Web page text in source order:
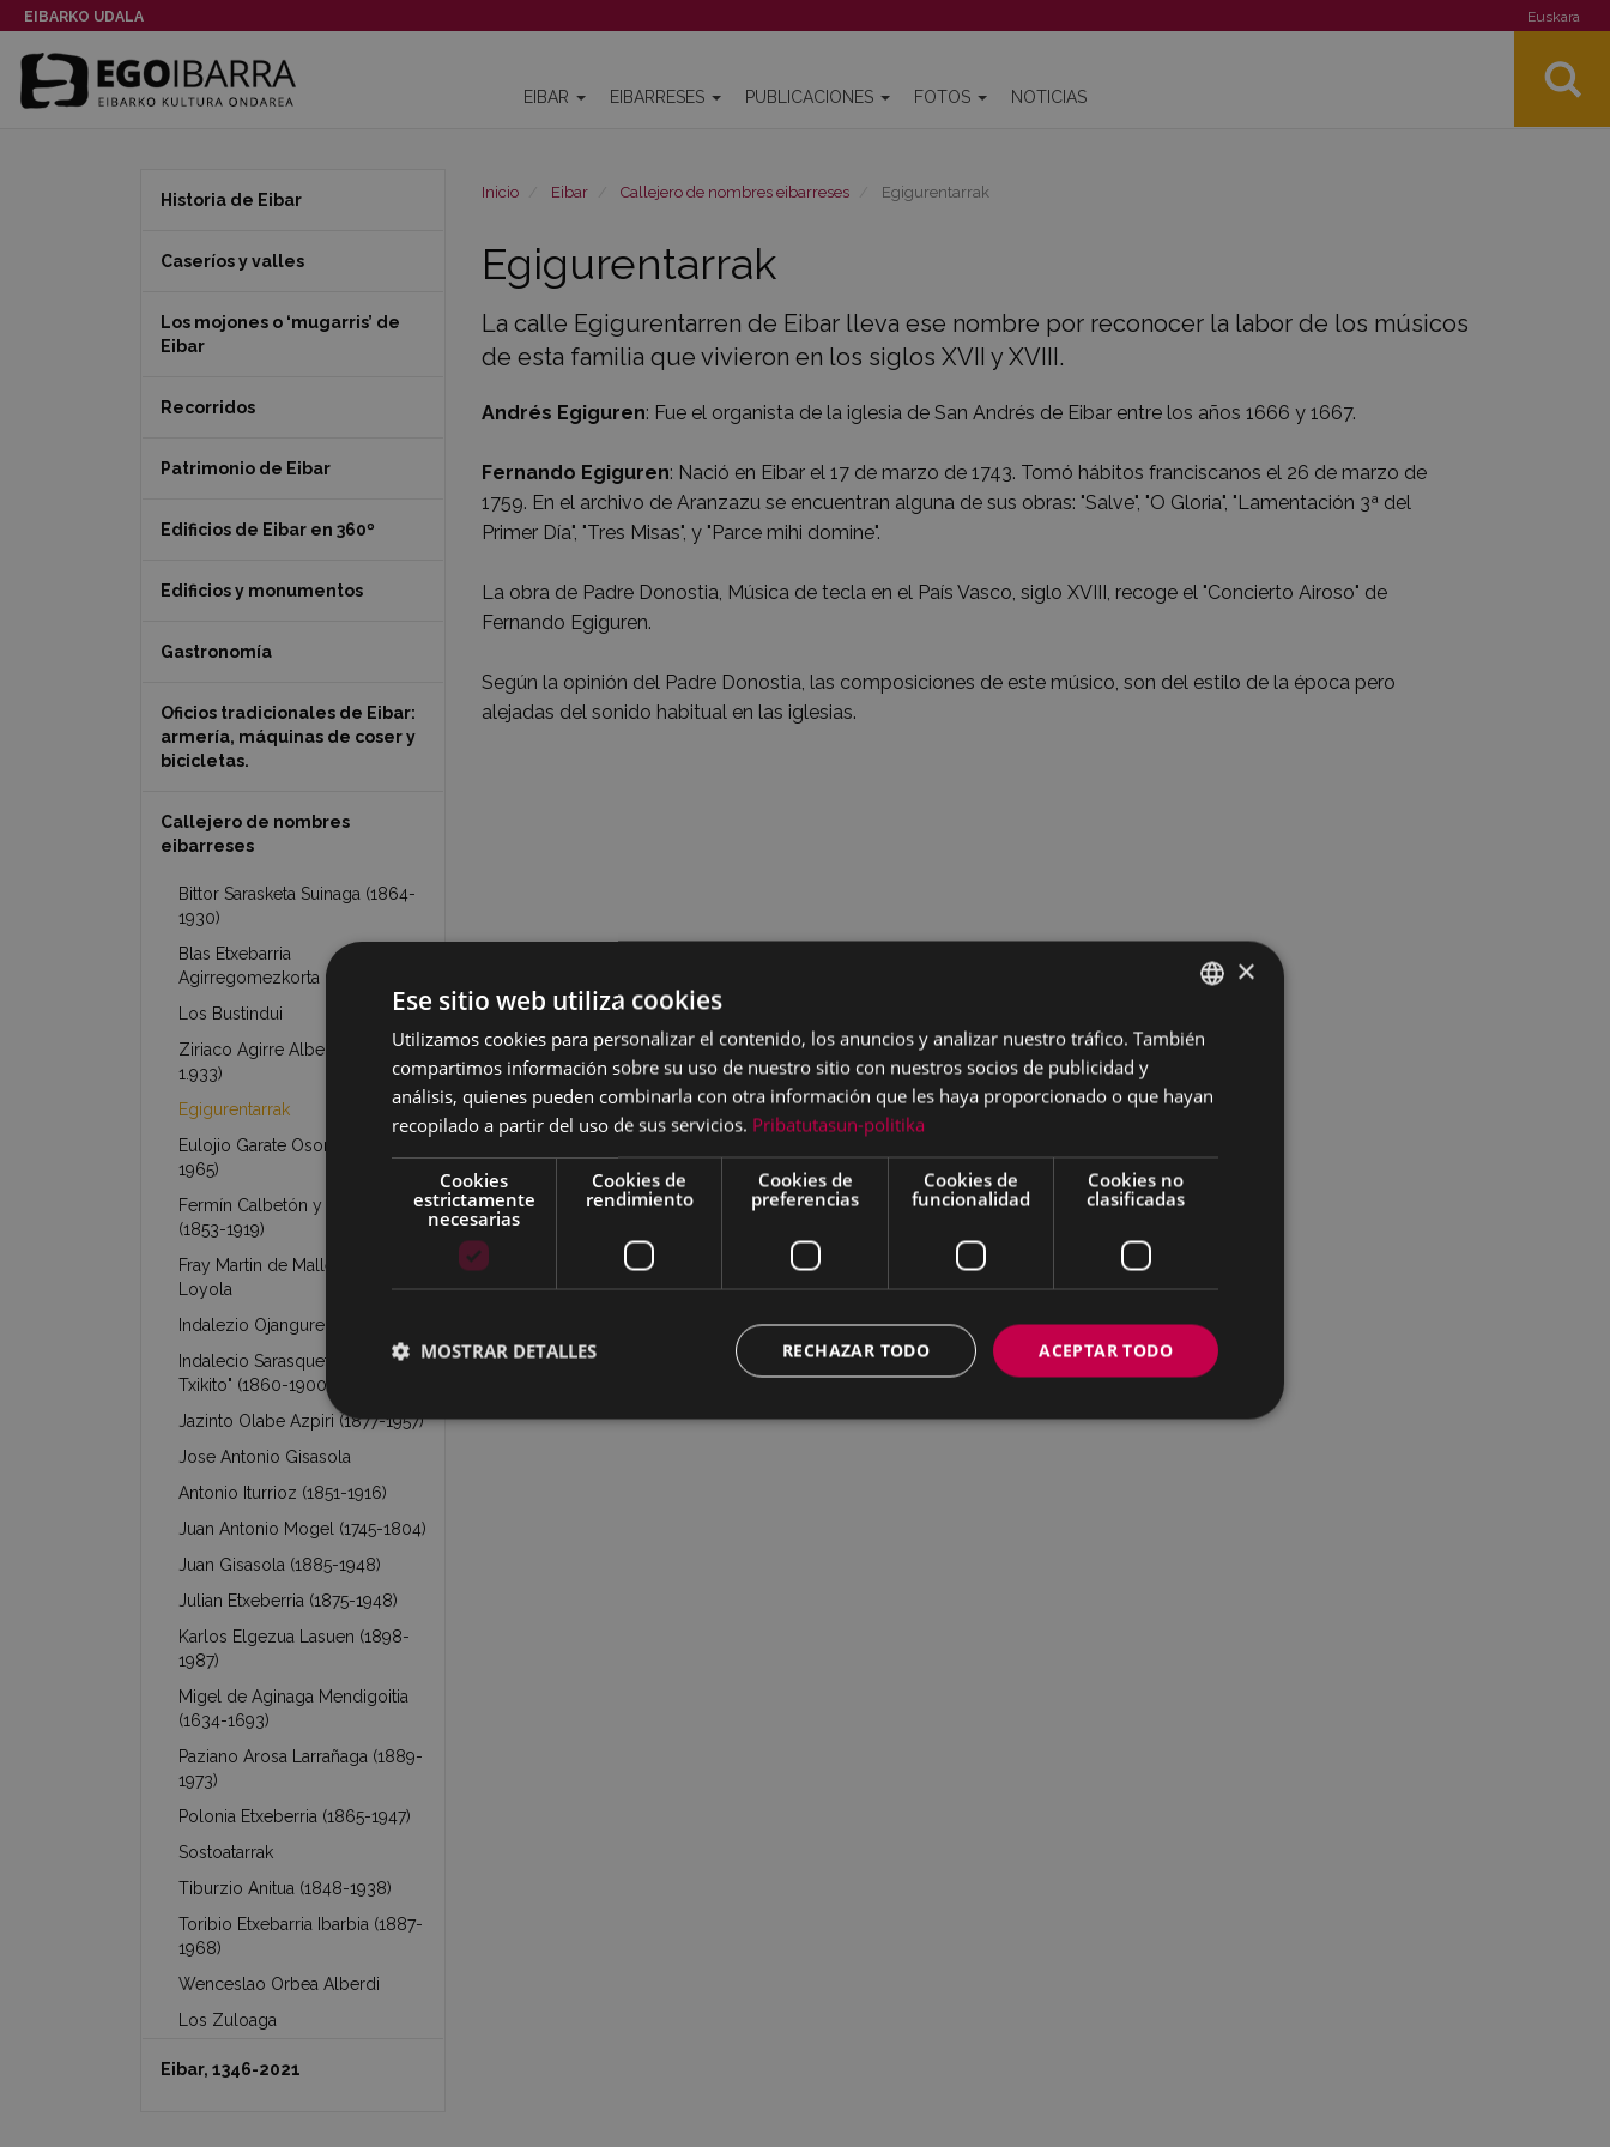
EIBARKO UDALA Euskara
EIBAR EIBARRESES PUBLICACIONES FOTOS NOTICIAS
Inicio Eibar Callejero de nombres eibarreses Egigurentarrak
Egigurentarrak
La calle Egigurentarren de Eibar lleva ese nombre por reconocer la labor de los músicos
de esta familia que vivieron en los siglos XVII y XVIII.
Andrés Egiguren: Fue el organista de la iglesia de San Andrés de Eibar entre los años 1666 y 1667.
Fernando Egiguren: Nació en Eibar el 17 de marzo de 1743. Tomó hábitos franciscanos el 26 de marzo de
1759. En el archivo de Aranzazu se encuentran alguna de sus obras: "Salve", "O Gloria", "Lamentación 3ª del
Primer Día", "Tres Misas", y "Parce mihi domine".
La obra de Padre Donostia, Música de tecla en el País Vasco, siglo XVIII, recoge el "Concierto Airoso" de
Fernando Egiguren.
Según la opinión del Padre Donostia, las composiciones de este músico, son del estilo de la época pero
alejadas del sonido habitual en las iglesias.
Historia de Eibar
Caseríos y valles
Los mojones o ‘mugarris’ de
Eibar
Recorridos
Patrimonio de Eibar
Edificios de Eibar en 360º
Edificios y monumentos
Gastronomía
Oficios tradicionales de Eibar:
armería, máquinas de coser y
bicicletas.
Callejero de nombres
eibarreses
Bittor Sarasketa Suinaga (1864-
1930)
Blas Etxebarria
Agirregomezkorta (1892-1951)
Los Bustindui
Ziriaco Agirre Alberdi (1.872-
1.933)
Egigurentarrak
Eulojio Garate Osoro (1889-
1965)
Fermín Calbetón y Blanchón
(1853-1919)
Fray Martin de Mallea y de
Loyola
Indalezio Ojanguren (1887-1972)
Indalecio Sarasqueta "Eibarko
Txikito" (1860-1900)
Jazinto Olabe Azpiri (1877-1957)
Jose Antonio Gisasola
Antonio Iturrioz (1851-1916)
Juan Antonio Mogel (1745-1804)
Juan Gisasola (1885-1948)
Julian Etxeberria (1875-1948)
Karlos Elgezua Lasuen (1898-
1987)
Migel de Aginaga Mendigoitia
(1634-1693)
Paziano Arosa Larrañaga (1889-
1973)
Polonia Etxeberria (1865-1947)
Sostoatarrak
Tiburzio Anitua (1848-1938)
Toribio Etxebarria Ibarbia (1887-
1968)
Wenceslao Orbea Alberdi
Los Zuloaga
Eibar, 1346-2021
BASQUE
×
Ese sitio web utiliza cookies
Utilizamos cookies para personalizar el contenido, los anuncios y analizar nuestro tráfico. También
compartimos información sobre su uso de nuestro sitio con nuestros socios de publicidad y
análisis, quienes pueden combinarla con otra información que les haya proporcionado o que hayan
recopilado a partir del uso de sus servicios. Pribatutasun-politika
Cookies
estrictamente
necesarias
Cookies de
rendimiento
Cookies de
preferencias
Cookies de
funcionalidad
Cookies no
clasificadas
ACEPTAR TODO
RECHAZAR TODO
MOSTRAR DETALLES